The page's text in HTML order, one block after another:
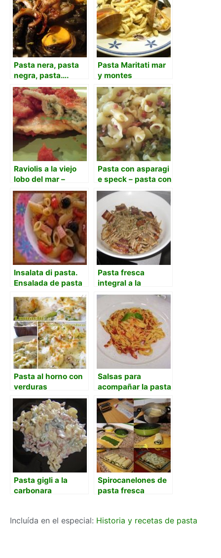
Pasta nera, pasta
negra, pasta….
fresca!!!
Pasta Maritati mar
y montes
Raviolis a la viejo
lobo del mar –
ravioli alla vecchio
lupo di mare
Pasta con asparagi
e speck – pasta con
espárragos y speck
Insalata di pasta.
Ensalada de pasta
Pasta fresca
integral a la
carbonara (receta
italiana)
Pasta al horno con
verduras
Salsas para
acompañar la pasta
Pasta gigli a la
carbonara
Spirocanelones de
pasta fresca
Incluída en el especial: Historia y recetas de pasta